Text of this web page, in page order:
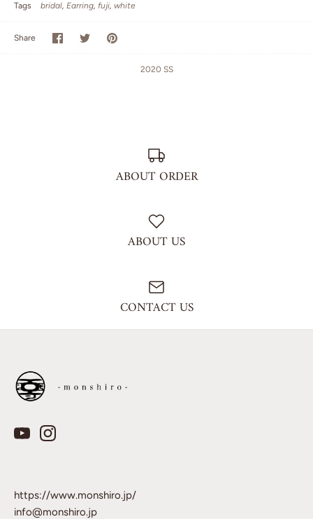
Tags bridal Earring fuji white
Share
Share
on
SharePin
2020 SS
ABOUT ORDER
ABOUT US
CONTACT US
https://www.monshiro.jp/
info@monshiro.jp